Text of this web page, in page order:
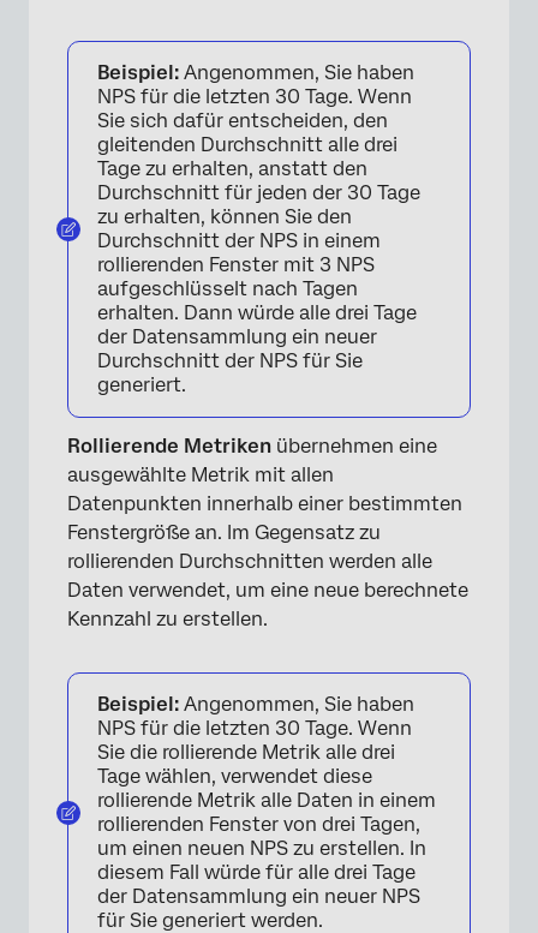
Beispiel: Angenommen, Sie haben
NPS für die letzten 30 Tage. Wenn
Sie sich dafür entscheiden, den
gleitenden Durchschnitt alle drei
Tage zu erhalten, anstatt den
Durchschnitt für jeden der 30 Tage
zu erhalten, können Sie den
Durchschnitt der NPS in einem
rollierenden Fenster mit 3 NPS
aufgeschlüsselt nach Tagen
erhalten. Dann würde alle drei Tage
der Datensammlung ein neuer
Durchschnitt der NPS für Sie
generiert.
Rollierende Metriken übernehmen eine
ausgewählte Metrik mit allen
Datenpunkten innerhalb einer bestimmten
Fenstergröße an. Im Gegensatz zu
rollierenden Durchschnitten werden alle
Daten verwendet, um eine neue berechnete
Kennzahl zu erstellen.
Beispiel: Angenommen, Sie haben
NPS für die letzten 30 Tage. Wenn
Sie die rollierende Metrik alle drei
Tage wählen, verwendet diese
rollierende Metrik alle Daten in einem
rollierenden Fenster von drei Tagen,
um einen neuen NPS zu erstellen. In
diesem Fall würde für alle drei Tage
der Datensammlung ein neuer NPS
für Sie generiert werden.